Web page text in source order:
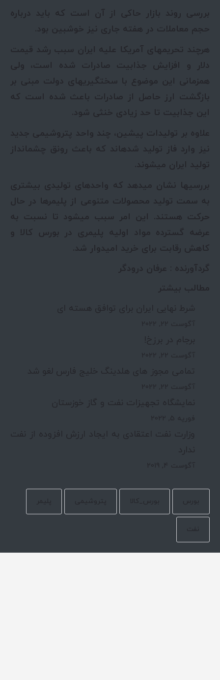
بررسی روند بازار حاکی از آن است که باید درباره
حجم معاملات در هفته جاری نیز خوشبین بود.
هرچند تحریم­های آمریکا علیه ایران سبب رشد قیمت
دلار و افزایش جذابیت صادرات شده است، ولی
همزمانی این موضوع با سختگیری­های دولت مبنی بر
بازگشت ارز حاصل از صادرات باعث شده است که
این جذابیت تا حد زیادی خنثی شود.
علاوه بر تولیدات پیشین، چند واحد پتروشیمی جدید
نیز وارد فاز تولید شده­اند که باعث رونق چشم­انداز
تولید ایران می­شوند.
بررسی­ها نشان می­دهد که واحدهای تولیدی بیشتری
به سمت تولید محصولات متنوعی از پلیمرها در حال
حرکت هستند. این امر سبب می­شود تا نسبت به
عرضه گسترده مواد اولیه پلیمری در بورس کالا و
کاهش رقابت برای خرید امیدوار شد.
گردآورنده :
عرفان درودگر
مطالب بیشتر
شرط نهایی ایران برای توافق هسته ای
آگوست 22, 2022
برجام در برزخ!
آگوست 22, 2022
تمامی مجوز های هلدینگ خلیج فارس لغو شد
آگوست 22, 2022
نمایشگاه تجهیزات نفت و گاز خوزستان
فوریه 5, 2022
وزارت نفت اعتقادی به ایجاد ارزش افزوده از نفت
ندارد
آگوست 4, 2019
بورس بورس_کالا پتروشیمی پلیمر
نفت